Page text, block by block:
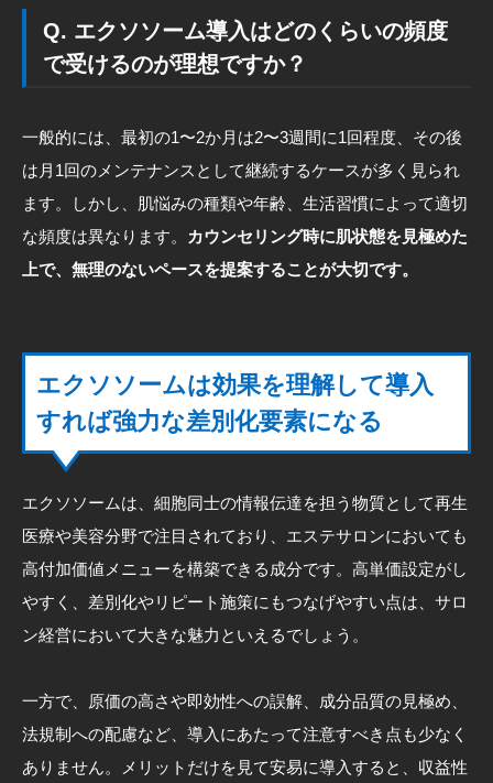
Q. エクソソーム導入はどのくらいの頻度
で受けるのが理想ですか？
一般的には、最初の1〜2か月は2〜3週間に1回程度、その後
は月1回のメンテナンスとして継続するケースが多く見られ
ます。しかし、肌悩みの種類や年齢、生活習慣によって適切
な頻度は異なります。
カウンセリング時に肌状態を見極めた
上で、無理のないペースを提案することが大切です。
エクソソームは効果を理解して導入
すれば強力な差別化要素になる
エクソソームは、細胞同士の情報伝達を担う物質として再生
医療や美容分野で注目されており、エステサロンにおいても
高付加価値メニューを構築できる成分です。高単価設定がし
やすく、差別化やリピート施策にもつなげやすい点は、サロ
ン経営において大きな魅力といえるでしょう。
一方で、原価の高さや即効性への誤解、成分品質の見極め、
法規制への配慮など、導入にあたって注意すべき点も少なく
ありません。メリットだけを見て安易に導入すると、収益性